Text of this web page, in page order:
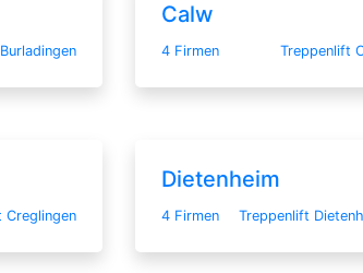
Calw
4 Firmen Treppenlift
Creglingen
Dietenheim
4 Firmen Treppenlift